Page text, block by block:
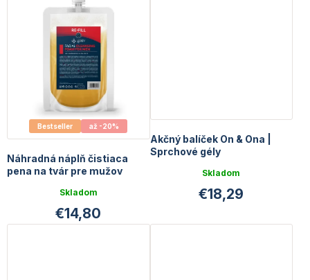
Bestseller až -20%
Náhradná náplň čistiaca
pena na tvár pre mužov
Skladom
€14,80
Akčný balíček On & Ona |
Sprchové gély
Skladom
€18,29